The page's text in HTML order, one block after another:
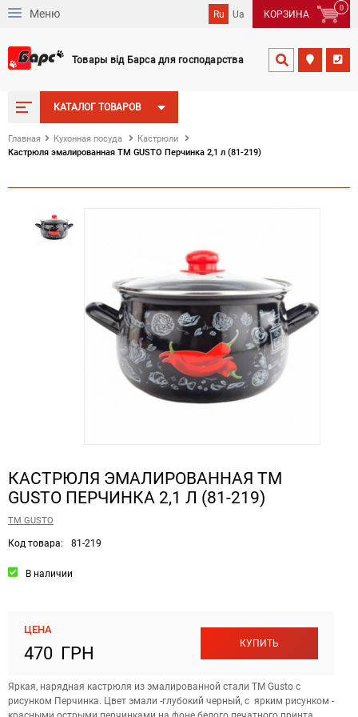
Меню Ru Ua
0
КОРЗИНА
Товары від Барса для господарства  
КАТАЛОГ ТОВАРОВ
Главная Кухонная посуда
Кастрюли
Кастрюля эмалированная ТМ GUSTO Перчинка 2,1 л (81-219)
КАСТРЮЛЯ ЭМАЛИРОВАННАЯ ТМ
GUSTO ПЕРЧИНКА 2,1 Л (81-219)
ТМ GUSTO
Код товара: 81-219
В наличии
ЦЕНА
470 ГРН КУПИТЬ
Яркая, нарядная кастрюля из эмалированной стали ТМ Gusto с
рисунком Перчинка. Цвет эмали -глубокий черный, с ярким рисунком -